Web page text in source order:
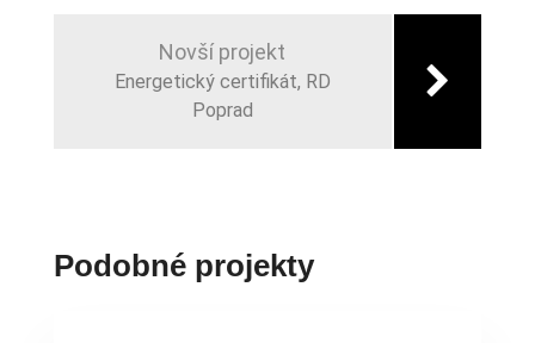
Novší projekt
Energetický certifikát, RD
Poprad
Podobné projekty